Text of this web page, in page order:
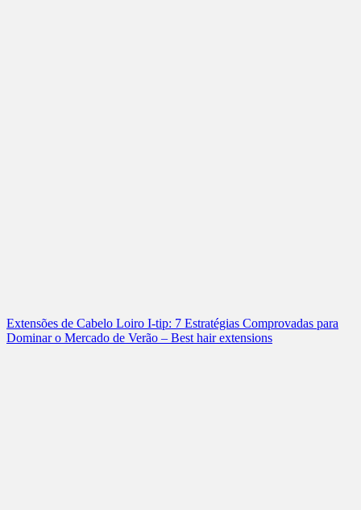
Extensões de Cabelo Loiro I-tip: 7 Estratégias Comprovadas para
Dominar o Mercado de Verão – Best hair extensions